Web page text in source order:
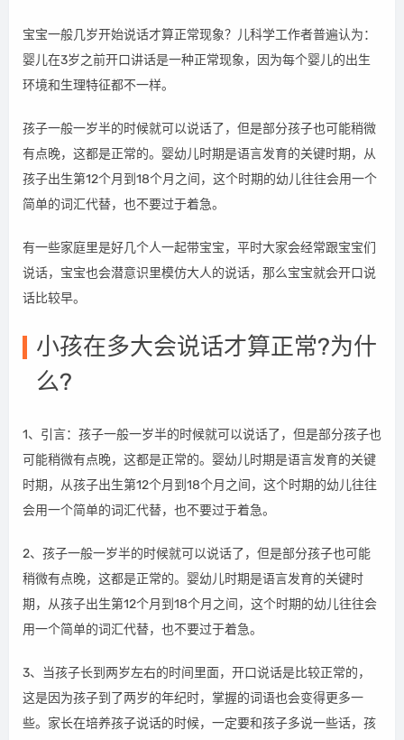
宝宝一般几岁开始说话才算正常现象？儿科学工作者普遍认为：
婴儿在3岁之前开口讲话是一种正常现象，因为每个婴儿的出生
环境和生理特征都不一样。
孩子一般一岁半的时候就可以说话了，但是部分孩子也可能稍微
有点晚，这都是正常的。婴幼儿时期是语言发育的关键时期，从
孩子出生第12个月到18个月之间，这个时期的幼儿往往会用一个
简单的词汇代替，也不要过于着急。
有一些家庭里是好几个人一起带宝宝，平时大家会经常跟宝宝们
说话，宝宝也会潜意识里模仿大人的说话，那么宝宝就会开口说
话比较早。
小孩在多大会说话才算正常?为什
么?
1、引言：孩子一般一岁半的时候就可以说话了，但是部分孩子也
可能稍微有点晚，这都是正常的。婴幼儿时期是语言发育的关键
时期，从孩子出生第12个月到18个月之间，这个时期的幼儿往往
会用一个简单的词汇代替，也不要过于着急。
2、孩子一般一岁半的时候就可以说话了，但是部分孩子也可能
稍微有点晚，这都是正常的。婴幼儿时期是语言发育的关键时
期，从孩子出生第12个月到18个月之间，这个时期的幼儿往往会
用一个简单的词汇代替，也不要过于着急。
3、当孩子长到两岁左右的时间里面，开口说话是比较正常的，
这是因为孩子到了两岁的年纪时，掌握的词语也会变得更多一
些。家长在培养孩子说话的时候，一定要和孩子多说一些话，孩